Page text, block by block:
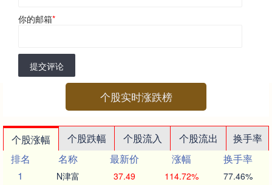
你的邮箱*
提交评论
个股实时涨跌榜
个股涨幅 个股跌幅 个股流入 个股流出
换手率
排名
名称 最新价 涨幅
换手率
1
N津富 37.49 114.72% 77.46%